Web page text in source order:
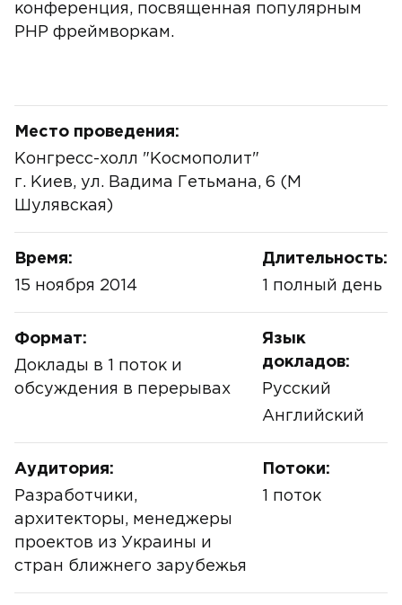
конференция, посвященная популярным
PHP фреймворкам.
Место проведения:
Конгресс-холл "Космополит"
г. Киев, ул. Вадима Гетьмана, 6 (М
Шулявская)
Время:
15 ноября 2014
Длительность:
1 полный день
Формат:
Доклады в 1 поток и
обсуждения в перерывах
Язык
докладов:
Русский
Английский
Аудитория:
Разработчики,
архитекторы, менеджеры
проектов из Украины и
стран ближнего зарубежья
Потоки:
1 поток